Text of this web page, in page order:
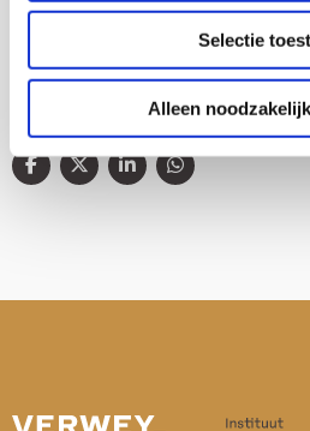
Selectie
Alleen
Deel deze publicatie op: